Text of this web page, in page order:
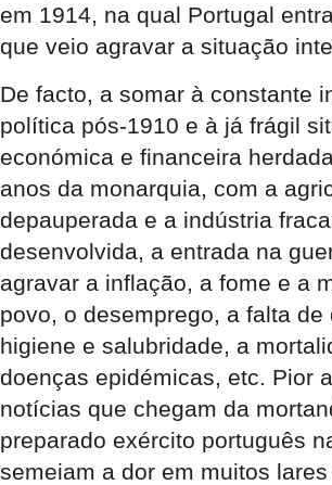
em 1914, na qual Portugal
que veio agravar a situação
De facto, a somar à constante
política pós-1910 e à já frágil
económica e financeira
anos da monarquia, com a
depauperada e a indústria
desenvolvida, a entrada na
agravar a inflação, a fome e a
povo, o desemprego, a falta de
higiene e salubridade, a
doenças epidémicas, etc. Pior
notícias que chegam da
preparado exército português
semeiam a dor em muitos